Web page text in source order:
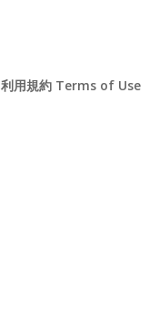
利用規約 Terms of Use